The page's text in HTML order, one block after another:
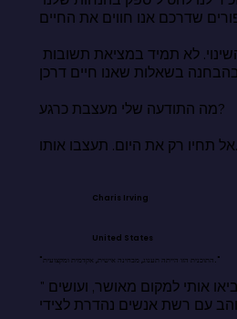
שדרכם אנו חווים את החיים.
אולי שם מתחיל השינוי. לא תמיד במציאת תשובות
בשאלות שאנו חיים דרכן.
מה התודעה שלי מעצבת כרגע?
Charis Irving
United States
"התוכנית הזו הייתה תענוג, מבחינה אישית, אקדמית ומקצועית."
"החיים שלי באמת הביאו אותי למקום מאושר, ועושים
עם רשת אנשים נהדרת לצידי.